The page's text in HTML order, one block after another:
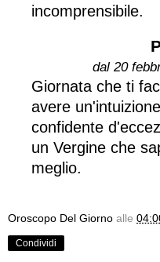
incomprensibile.
dal 20
Giornata che ti
avere
confidente
un Vergine che
meglio.
Oroscopo Del Giorno alle
Condividi